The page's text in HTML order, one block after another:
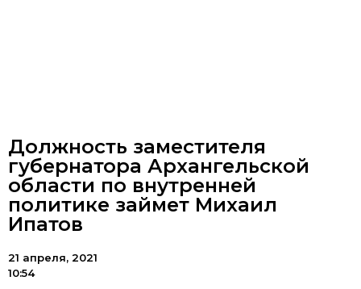
Должность заместителя
губернатора Архангельской
области по внутренней
политике займет Михаил
Ипатов
21 апреля, 2021
10:54